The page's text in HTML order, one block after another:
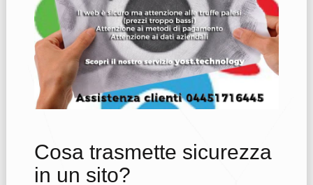
Cosa trasmette sicurezza
in un sito?